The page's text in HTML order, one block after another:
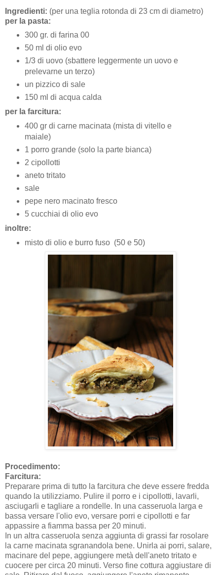
Ingredienti: (per una teglia rotonda di 23 cm di diametro)
per la pasta:
300 gr. di farina 00
50 ml di olio evo
1/3 di uovo (sbattere leggermente un uovo e
prelevarne un terzo)
un pizzico di sale
150 ml di acqua calda
per la farcitura:
400 gr di carne macinata (mista di vitello e
maiale)
1 porro grande (solo la parte bianca)
2 cipollotti
aneto tritato
sale
pepe nero macinato fresco
5 cucchiai di olio evo
inoltre:
misto di olio e burro fuso (50 e 50)
Procedimento:
Farcitura:
Preparare prima di tutto la farcitura che deve essere fredda
quando la utilizziamo. Pulire il porro e i cipollotti, lavarli,
asciugarli e tagliare a rondelle. In una casseruola larga e
bassa versare l'olio evo, versare porri e cipollotti e far
appassire a fiamma bassa per 20 minuti.
In un altra casseruola senza aggiunta di grassi far rosolare
la carne macinata sgranandola bene. Unirla ai porri, salare,
macinare del pepe, aggiungere metà dell'aneto tritato e
cuocere per circa 20 minuti. Verso fine cottura aggiustare di